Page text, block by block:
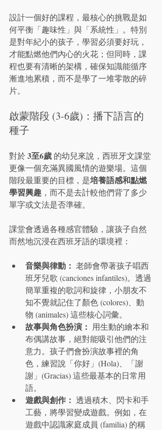
設計一個好的課程，最核心的挑戰是如
何平衡「趣味性」與「系統性」。特別
是對年紀小的孩子，學習必須要好玩，
才能點燃他們內心的火花；但同時，課
程也要有清晰的架構，確保知識能循序
漸進地累積，而不是學了一堆零散的碎
片。
啟蒙階段 (3-6歲)：播下語言的
種子
對於 3至6歲 的幼兒來說，西班牙文課堂
更像一個充滿異國風情的遊樂場。這個
階段最重要的目標，是培養語感和點燃
學習興趣 ，而不是去計較他們背了多少
單字或文法是否準確。
課堂會透過各種感官體驗，讓孩子自然
而然地沉浸在西班牙語的環境裡：
音樂與律動： 老師會帶著孩子唱西
班牙兒歌 (canciones infantiles)。透過
簡單重複的歌詞和旋律，小朋友不
知不覺就記住了顏色 (colores)、動
物 (animales) 這些核心詞彙。
故事與角色扮演： 用生動的繪本和
布偶講故事，絕對能吸引他們的注
意力。孩子們會扮演故事裡的角
色，練習說「你好」(Hola)、「謝
謝」(Gracias) 這些最基本的日常用
語。
遊戲與創作： 透過積木、閃卡和手
工藝，將學習變成遊戲。例如，在
遊戲中認識家庭成員 (familia) 的稱